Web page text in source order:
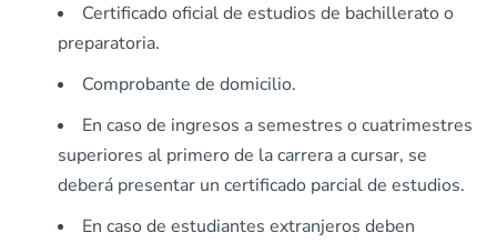
Certificado oficial de estudios de bachillerato o
preparatoria.
Comprobante de domicilio.
En caso de ingresos a semestres o cuatrimestres
superiores al primero de la carrera a cursar, se
deberá presentar un certificado parcial de estudios.
En caso de estudiantes extranjeros deben